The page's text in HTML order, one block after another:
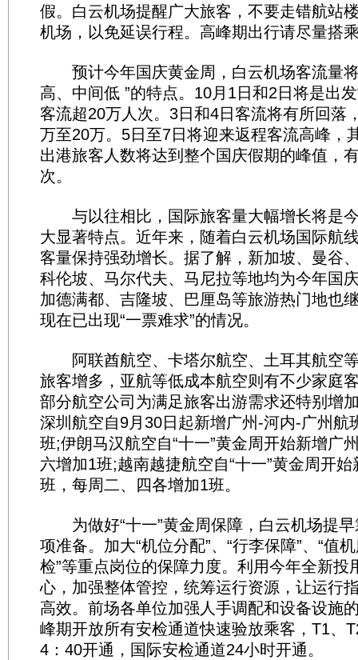
假。白云机场提醒广大旅客，不要走错航站
机场，以免延误行程。高峰期出行请尽量搭
预计今年国庆黄金周，白云机场客流量将
高、中间低 ”的特点。10月1日和2日将是出
客流超20万人次。3日和4日客流将有所回落
万至20万。5日至7日将迎来返程客流高峰，
出港旅客人数将达到整个国庆假期的峰值，
次。
与以往相比，国际旅客量大幅增长将是
大显著特点。近年来，随着白云机场国际航
客量保持强劲增长。据了解，新加坡、曼谷
科伦坡、马尔代夫、马尼拉等地均为今年国
加德满都、吉隆坡、巴厘岛等旅游热门地也
现在已出现“一票难求”的情况。
阿联酋航空、卡塔尔航空、土耳其航空
旅客增多，亚航等低成本航空则有不少家庭
部分航空公司为满足旅客出游需求还特别增
深圳航空自9月30日起新增广州-河内-广州航
班;伊朗马汉航空自“十一”黄金周开始新增广
六增加1班;越南越捷航空自“十一”黄金周开
班，每周二、四各增加1班。
为做好“十一”黄金周保障，白云机场提早
项准备。加大“机位分配”、“行李保障”、“值
检”等重点岗位的保障力度。利用今年全新投
心，加强整体管控，统筹运行资源，让运行
高效。前场各单位加强人手调配和设备设施
峰期开放所有安检通道快速验放乘客，T1、
4：40开通，国际安检通道24小时开通。